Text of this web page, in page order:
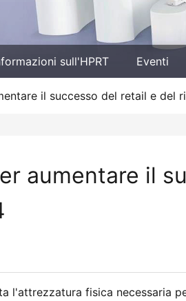
sull'HPRT Eventi
il successo del retail e del
aumentare il
l'attrezzatura fisica necessaria